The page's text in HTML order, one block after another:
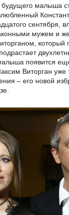
малыша
сентября,
мужем и
который
появится
Виторган уже
– его новой